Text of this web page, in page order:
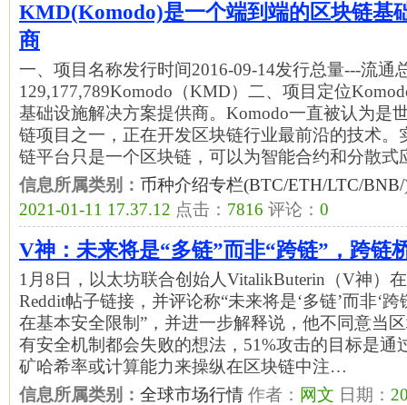
KMD(Komodo)是一个端到端的区块链基
商
一、项目名称发行时间2016-09-14发行总量---流通
129,177,789Komodo（KMD）二、项目定位
基础设施解决方案提供商。Komodo一直被认为是
链项目之一，正在开发区块链行业最前沿的技术。
链平台只是一个区块链，可以为智能合约和分散
信息所属类别： 币种介绍专栏(BTC/ETH/LTC/
2021-01-11 17.37.12 点击： 7816 评论： 0
V神：未来将是“多链”而非“跨链”，跨链
1月8日，以太坊联合创始人VitalikButerin（V神）
Reddit帖子链接，并评论称“未来将是‘多链’而非‘
在基本安全限制”，并进一步解释说，他不同意当
有安全机制都会失败的想法，51%攻击的目标是通
矿哈希率或计算能力来操纵在区块链中注…
信息所属类别： 全球市场行情 作者： 网文 日期：